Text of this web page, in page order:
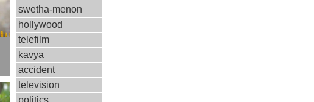
swetha-menon
hollywood
telefilm
kavya
accident
television
politics